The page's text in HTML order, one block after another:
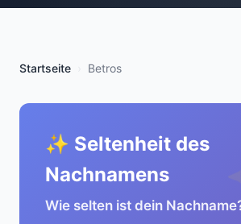
Startseite Betros
✨ Seltenheit des
Nachnamens
Wie selten ist dein